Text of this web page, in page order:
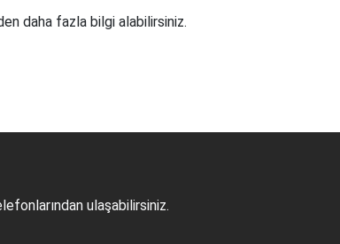
daha fazla bilgi alabilirsiniz.
ulaşabilirsiniz.